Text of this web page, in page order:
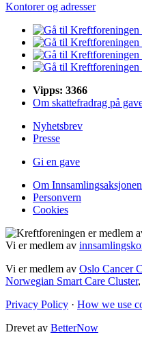
Kontorer og adresser
Vipps: 3366
Om skattefradrag på
Nyhetsbrev
Presse
Gi en gave
Om Innsamlingsaksjonen
Personvern
Cookies
Vi er medlem av
Vi er medlem av Oslo Cancer
Norwegian Smart Care Cluster,
Privacy Policy · How we use
Drevet av BetterNow